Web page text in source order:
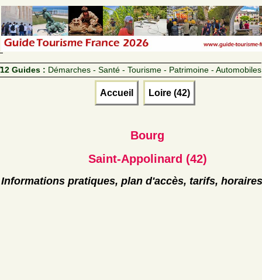
12 Guides : Démarches - Santé - Tourisme - Patrimoine - Automobiles
Accueil Loire (42)
Bourg
Saint-Appolinard (42)
Informations pratiques, plan d'accès, tarifs, horaires